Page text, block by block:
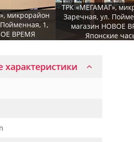
микрорайон
1,
ВРЕМЯ
ТРК «МЕГАМАГ»,
Заречная, ул.
магазин НОВОЕ
Японские